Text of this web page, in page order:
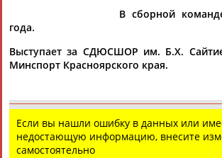
Тамилла
АБАСОВА
Рамазан
АБАЧАРАЕВ
АББАТЕ-
БУЛАТОВА
АББЯСОВА
В сборной
года.
Выступает за СДЮСШОР им. Б.Х.
Минспорт Красноярского края.
Если вы нашли ошибку в данных или
недостающую информацию, внесите
самостоятельно